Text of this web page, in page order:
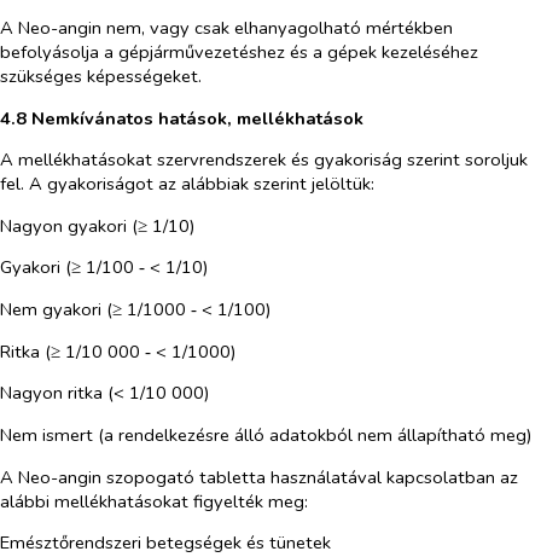
A Neo-angin nem, vagy csak elhanyagolható mértékben
befolyásolja a gépjárművezetéshez és a gépek kezeléséhez
szükséges képességeket.
4.8 Nemkívánatos hatások, mellékhatások
A mellékhatásokat szervrendszerek és gyakoriság szerint soroljuk
fel. A gyakoriságot az alábbiak szerint jelöltük:
Nagyon gyakori (≥ 1/10)
Gyakori (≥ 1/100 ‑ < 1/10)
Nem gyakori (≥ 1/1000 ‑ < 1/100)
Ritka (≥ 1/10 000 ‑ < 1/1000)
Nagyon ritka (< 1/10 000)
Nem ismert (a rendelkezésre álló adatokból nem állapítható meg)
A Neo-angin szopogató tabletta használatával kapcsolatban az
alábbi mellékhatásokat figyelték meg:
Emésztőrendszeri betegségek és tünetek